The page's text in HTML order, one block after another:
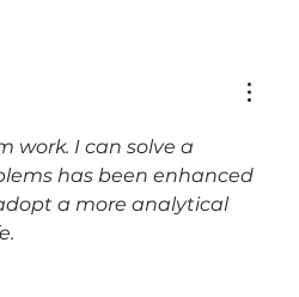
servicios
work. I can solve a
has been enhanced
a more analytical